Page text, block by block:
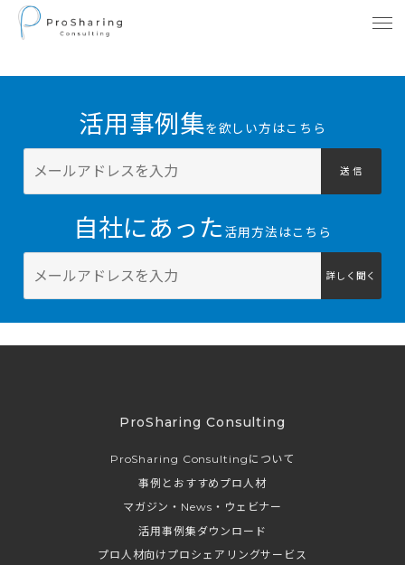
活用事例集を欲しい方はこちら
送 信
自社にあった 活用方法はこちら
詳しく聞く
ProSharing Consulting
ProSharing Consultingについて
事例とおすすめプロ人材
マガジン・News・ウェビナー
活用事例集ダウンロード
プロ人材向けプロシェアリングサービス